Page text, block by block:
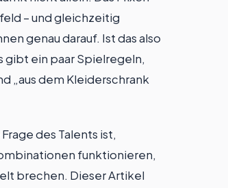
– und gleichzeitig
genau darauf. Ist das also
gibt ein paar Spielregeln,
„aus dem Kleiderschrank
des Talents ist,
funktionieren,
brechen. Dieser Artikel